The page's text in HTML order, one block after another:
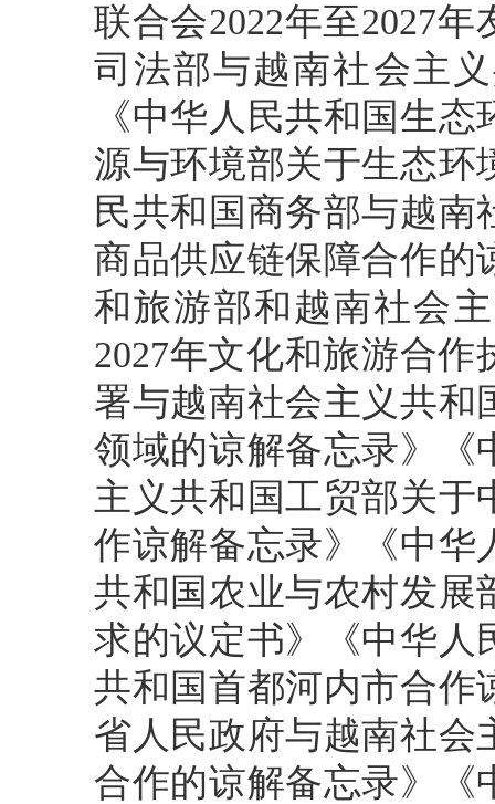
联合会2022年至2027
司法部与越南社会主
《中华人民共和国生
源与环境部关于生态环
民共和国商务部与越
商品供应链保障合作的
和旅游部和越南社会
2027年文化和旅游合
署与越南社会主义共和
领域的谅解备忘录》《
主义共和国工贸部关于
作谅解备忘录》《中华
共和国农业与农村发展
求的议定书》《中华人
共和国首都河内市合作
省人民政府与越南社会
合作的谅解备忘录》《